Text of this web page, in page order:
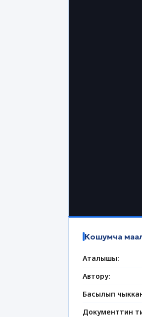
Кошумча
Аталышы:
Автору:
Басылып
Документтин